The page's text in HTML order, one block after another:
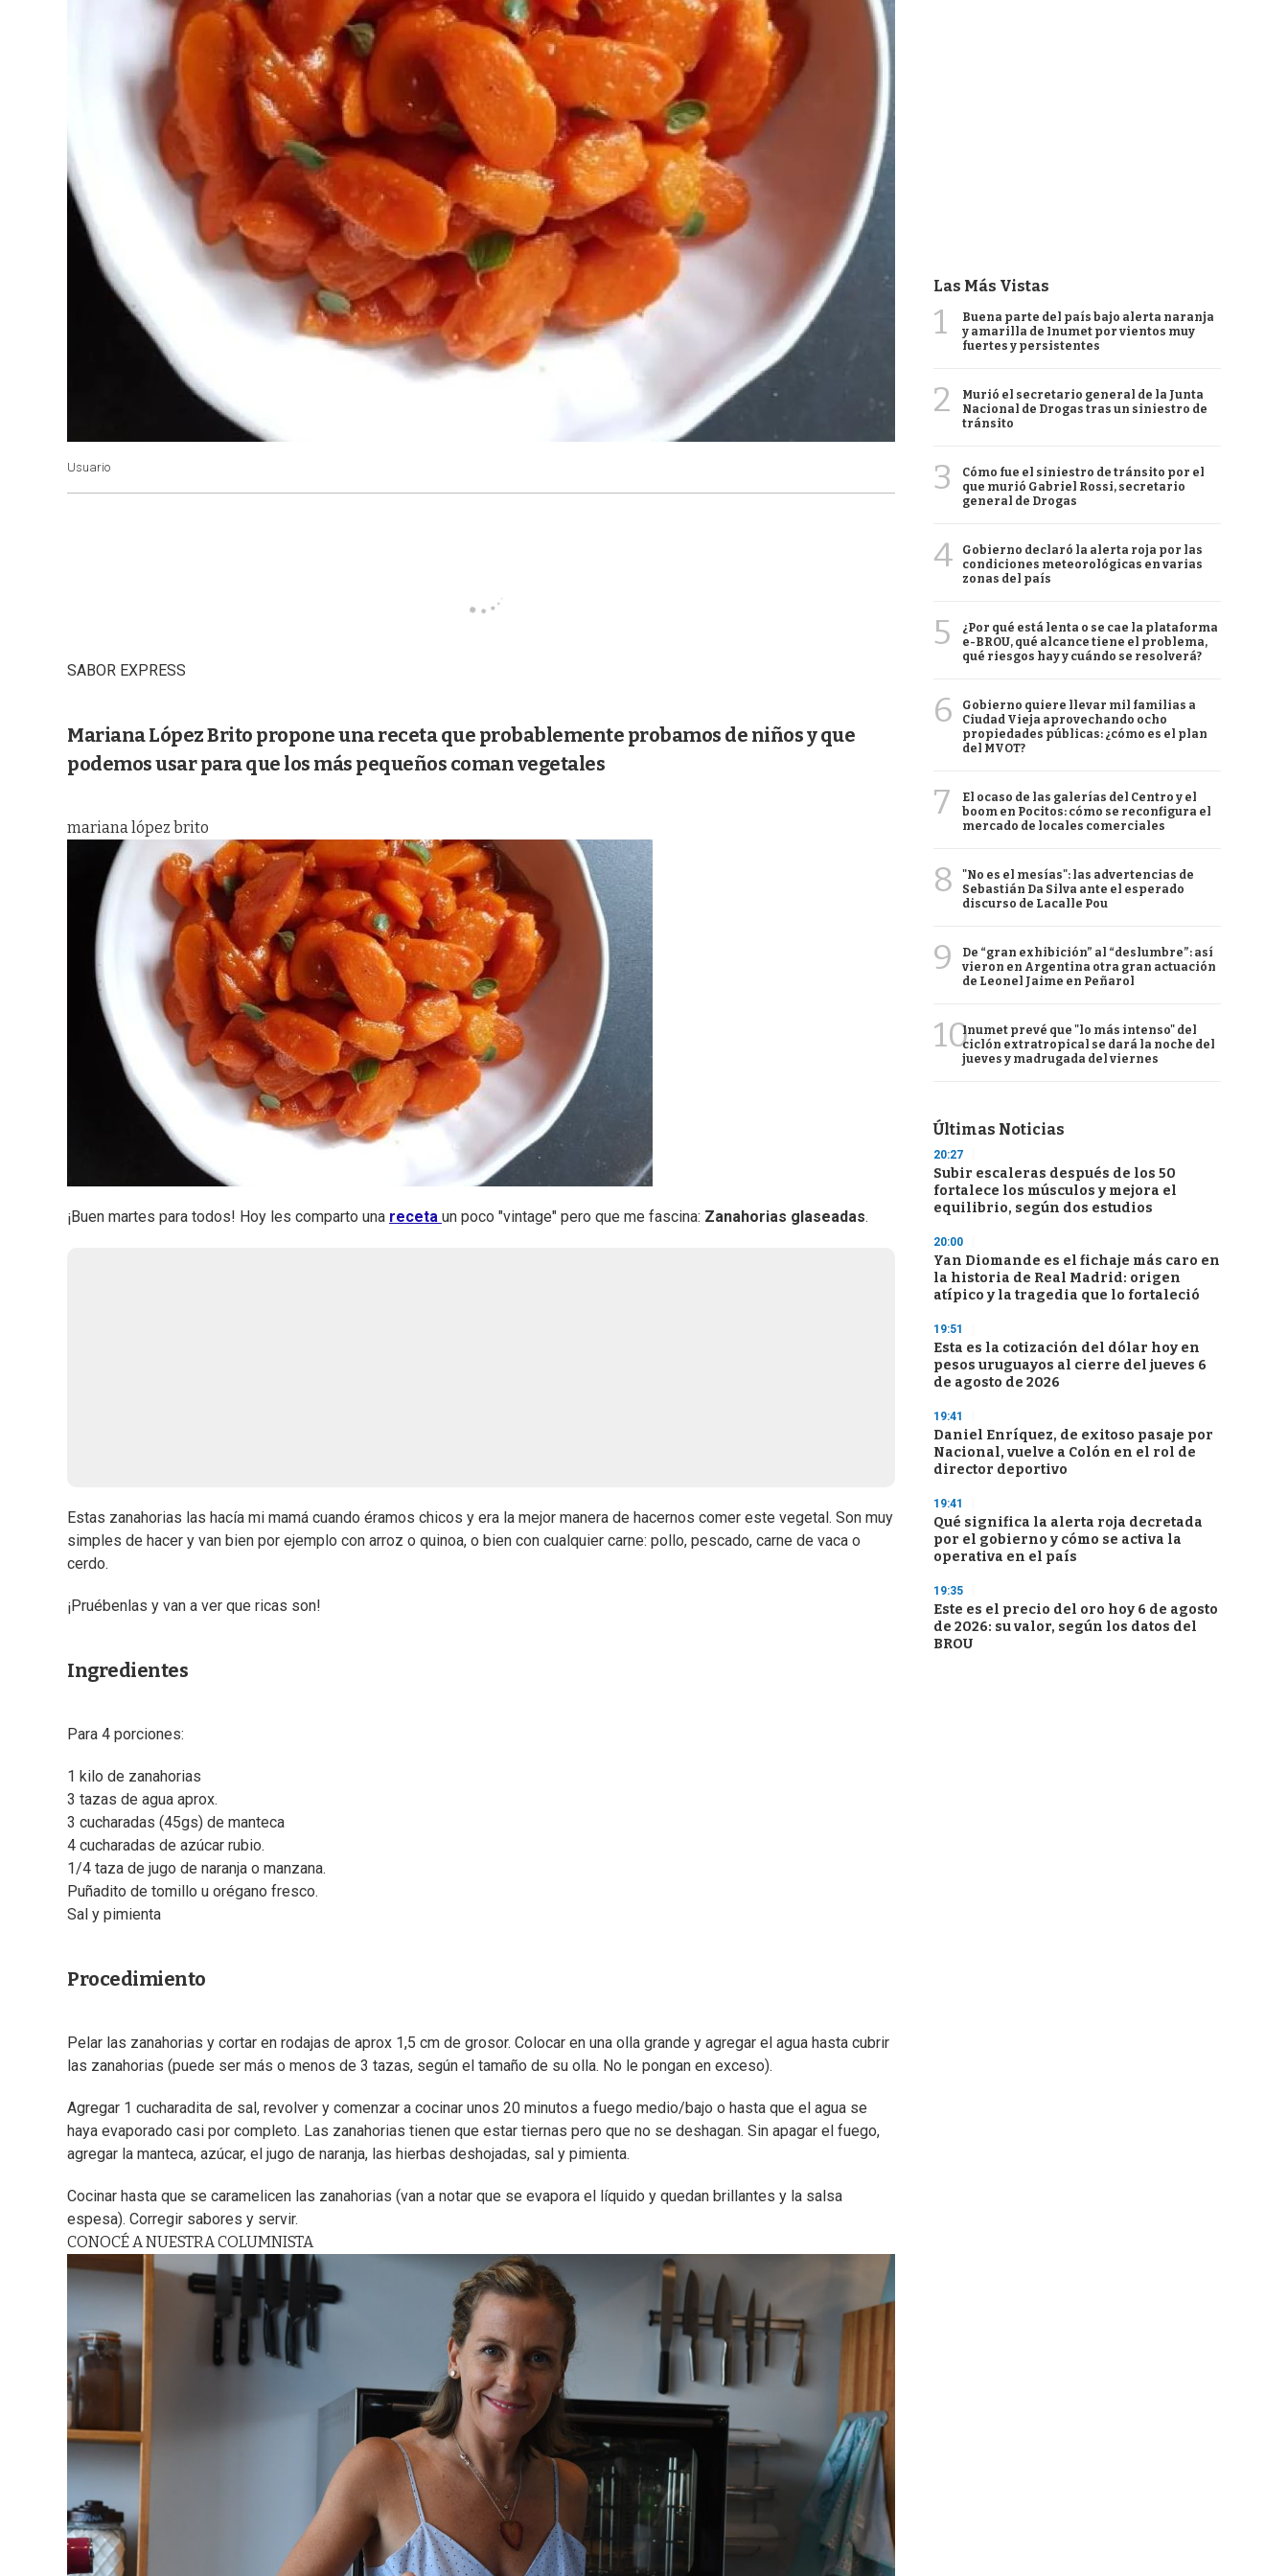
Usuario
SABOR EXPRESS
Mariana López Brito propone una receta que probablemente probamos de niños y que
podemos usar para que los más pequeños coman vegetales
mariana lópez brito
¡Buen martes para todos! Hoy les comparto una receta un poco "vintage" pero que me fascina: Zanahorias glaseadas.
Estas zanahorias las hacía mi mamá cuando éramos chicos y era la mejor manera de hacernos comer este vegetal. Son muy
simples de hacer y van bien por ejemplo con arroz o quinoa, o bien con cualquier carne: pollo, pescado, carne de vaca o
cerdo.
¡Pruébenlas y van a ver que ricas son!
Ingredientes
Para 4 porciones:
1 kilo de zanahorias
3 tazas de agua aprox.
3 cucharadas (45gs) de manteca
4 cucharadas de azúcar rubio.
1/4 taza de jugo de naranja o manzana.
Puñadito de tomillo u orégano fresco.
Sal y pimienta
Procedimiento
Pelar las zanahorias y cortar en rodajas de aprox 1,5 cm de grosor. Colocar en una olla grande y agregar el agua hasta cubrir
las zanahorias (puede ser más o menos de 3 tazas, según el tamaño de su olla. No le pongan en exceso).
Agregar 1 cucharadita de sal, revolver y comenzar a cocinar unos 20 minutos a fuego medio/bajo o hasta que el agua se
haya evaporado casi por completo. Las zanahorias tienen que estar tiernas pero que no se deshagan. Sin apagar el fuego,
agregar la manteca, azúcar, el jugo de naranja, las hierbas deshojadas, sal y pimienta.
Cocinar hasta que se caramelicen las zanahorias (van a notar que se evapora el líquido y quedan brillantes y la salsa
espesa). Corregir sabores y servir.
CONOCÉ A NUESTRA COLUMNISTA
Las Más Vistas
1
Buena parte del país bajo alerta naranja
y amarilla de Inumet por vientos muy
fuertes y persistentes
2
Murió el secretario general de la Junta
Nacional de Drogas tras un siniestro de
tránsito
3
Cómo fue el siniestro de tránsito por el
que murió Gabriel Rossi, secretario
general de Drogas
4
Gobierno declaró la alerta roja por las
condiciones meteorológicas en varias
zonas del país
5
¿Por qué está lenta o se cae la plataforma
e-BROU, qué alcance tiene el problema,
qué riesgos hay y cuándo se resolverá?
6
Gobierno quiere llevar mil familias a
Ciudad Vieja aprovechando ocho
propiedades públicas: ¿cómo es el plan
del MVOT?
7
El ocaso de las galerías del Centro y el
boom en Pocitos: cómo se reconfigura el
mercado de locales comerciales
8
"No es el mesías": las advertencias de
Sebastián Da Silva ante el esperado
discurso de Lacalle Pou
9
De “gran exhibición” al “deslumbre”: así
vieron en Argentina otra gran actuación
de Leonel Jaime en Peñarol
10Inumet prevé que "lo más intenso" del
ciclón extratropical se dará la noche del
jueves y madrugada del viernes
Últimas Noticias
20:27
Subir escaleras después de los 50
fortalece los músculos y mejora el
equilibrio, según dos estudios
20:00
Yan Diomande es el fichaje más caro en
la historia de Real Madrid: origen
atípico y la tragedia que lo fortaleció
19:51
Esta es la cotización del dólar hoy en
pesos uruguayos al cierre del jueves 6
de agosto de 2026
19:41
Daniel Enríquez, de exitoso pasaje por
Nacional, vuelve a Colón en el rol de
director deportivo
19:41
Qué significa la alerta roja decretada
por el gobierno y cómo se activa la
operativa en el país
19:35
Este es el precio del oro hoy 6 de agosto
de 2026: su valor, según los datos del
BROU